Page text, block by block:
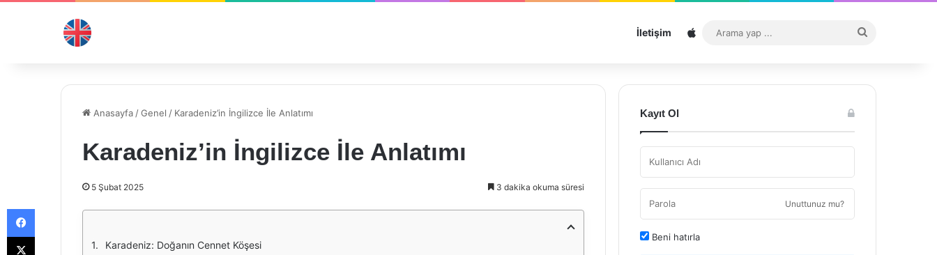
İletişim Sitemap
...
Anasayfa /Genel / Karadeniz’in İngilizce İle Anlatımı
Karadeniz’in İngilizce İle Anlatımı
5 Şubat 2025 3 dakika okuma süresi
Karadeniz: Doğanın Cennet Köşesi
Kayıt Ol
Unuttunuz mu?
Beni hatırla
Facebook
X